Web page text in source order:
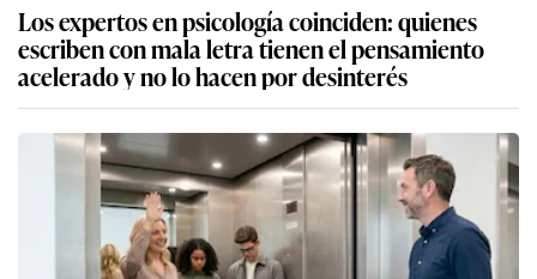
Los expertos en psicología coinciden: quienes
escriben con mala letra tienen el pensamiento
acelerado y no lo hacen por desinterés